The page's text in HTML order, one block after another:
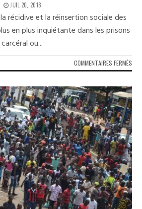
JUIL 20, 2018
récidive et la réinsertion sociale des
en plus inquiétante dans les prisons
ou...
COMMENTAIRES FERMÉS
LA
ET
LA
EN